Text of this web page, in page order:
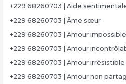
+229 68260703 | Aide
+229 68260703 | Âme sœur
+229 68260703 | Amour impossible
+229 68260703 | Amour
+229 68260703 | Amour irrésistible
+229 68260703 | Amour non